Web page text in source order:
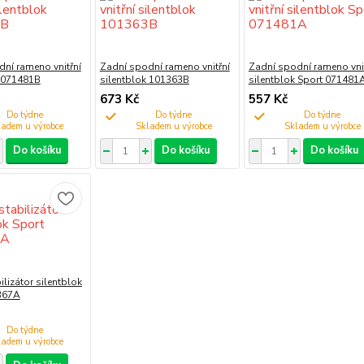
rameno vnitřní
Do týdne
Do košíku
Zadní spodní rameno vnitřní
silentblok 101363B
673 Kč
Do týdne
Do košíku
Zadní spodní rameno
silentblok Sport
557 Kč
Do týdne
Do košíku
silentblok
Do týdne